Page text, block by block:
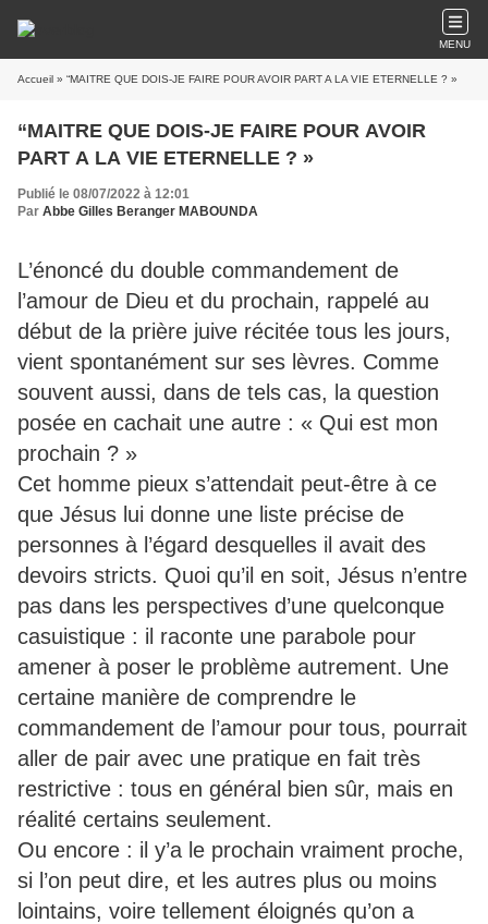
MENU
Accueil » “MAITRE QUE DOIS-JE FAIRE POUR AVOIR PART A LA VIE ETERNELLE ? »
“MAITRE QUE DOIS-JE FAIRE POUR AVOIR
PART A LA VIE ETERNELLE ? »
Publié le 08/07/2022 à 12:01
Par Abbe Gilles Beranger MABOUNDA
L’énoncé du double commandement de
l’amour de Dieu et du prochain, rappelé au
début de la prière juive récitée tous les jours,
vient spontanément sur ses lèvres. Comme
souvent aussi, dans de tels cas, la question
posée en cachait une autre : « Qui est mon
prochain ? »
Cet homme pieux s’attendait peut-être à ce
que Jésus lui donne une liste précise de
personnes à l’égard desquelles il avait des
devoirs stricts. Quoi qu’il en soit, Jésus n’entre
pas dans les perspectives d’une quelconque
casuistique : il raconte une parabole pour
amener à poser le problème autrement. Une
certaine manière de comprendre le
commandement de l’amour pour tous, pourrait
aller de pair avec une pratique en fait très
restrictive : tous en général bien sûr, mais en
réalité certains seulement.
Ou encore : il y’a le prochain vraiment proche,
si l’on peut dire, et les autres plus ou moins
lointains, voire tellement éloignés qu’on a